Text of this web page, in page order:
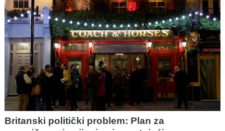
Britanski politički problem: Plan za